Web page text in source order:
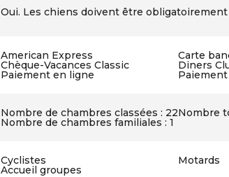
Oui. Les chiens doivent être
American Express Carte
Chèque-Vacances Classic Diners
Paiement en ligne
Nombre de chambres classées : 22Nombre
Nombre de chambres familiales : 1
Cyclistes Motards
Accueil groupes